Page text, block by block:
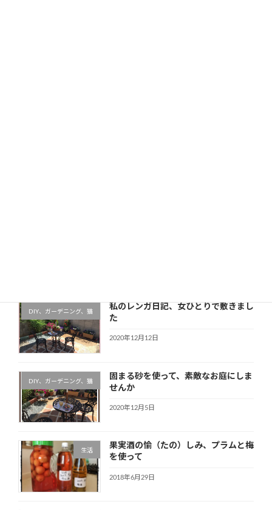
DIY、ガーデニング、猫
私のレンガ日記、女ひとりで敷きまし
た
2020年12月12日
DIY、ガーデニング、猫
固まる砂を使って、素敵なお庭にしま
せんか
2020年12月5日
生活
果実酒の愉（たの）しみ、プラムと梅
を使って
2018年6月29日